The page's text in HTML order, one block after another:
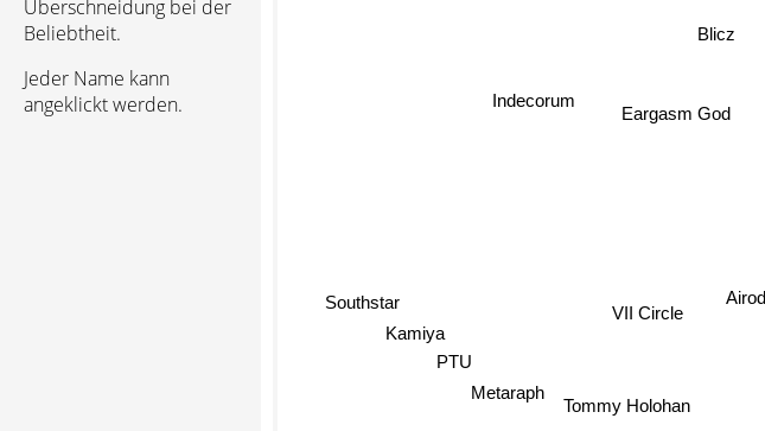
Überschneidung bei der
Beliebtheit.
Jeder Name kann
angeklickt werden.
Airod
VII Circle
Tommy Holohan
Eargasm God
Blicz
PTU
Kamiya
Metaraph
Southstar
Indecorum